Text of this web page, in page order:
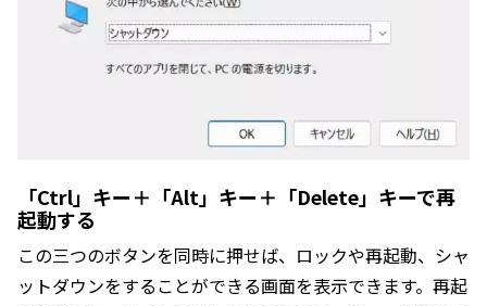
「Ctrl」キー＋「Alt」キー＋「Delete」キーで再
起動する
この三つのボタンを同時に押せば、ロックや再起動、シャ
ットダウンをすることができる画面を表示できます。再起